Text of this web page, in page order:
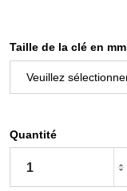
Taille de la clé en mm
Quantité